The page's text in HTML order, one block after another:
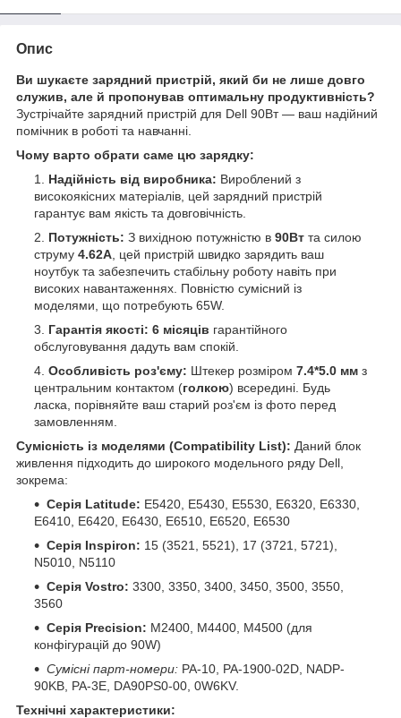
Опис
Ви шукаєте зарядний пристрій, який би не лише довго
служив, але й пропонував оптимальну продуктивність?
Зустрічайте зарядний пристрій для Dell 90Вт — ваш надійний
помічник в роботі та навчанні.
Чому варто обрати саме цю зарядку:
Надійність від виробника: Вироблений з
високоякісних матеріалів, цей зарядний пристрій
гарантує вам якість та довговічність.
Потужність: З вихідною потужністю в 90Вт та силою
струму 4.62А , цей пристрій швидко зарядить ваш
ноутбук та забезпечить стабільну роботу навіть при
високих навантаженнях. Повністю сумісний із
моделями, що потребують 65W.
Гарантія якості: 6 місяців гарантійного
обслуговування дадуть вам спокій.
Особливість роз'єму: Штекер розміром 7.4*5.0 мм з
центральним контактом (голкою) всередині. Будь
ласка, порівняйте ваш старий роз'єм із фото перед
замовленням.
Сумісність із моделями (Compatibility List): Даний блок
живлення підходить до широкого модельного ряду Dell,
зокрема:
Серія Latitude: E5420, E5430, E5530, E6320, E6330,
E6410, E6420, E6430, E6510, E6520, E6530
Серія Inspiron: 15 (3521, 5521), 17 (3721, 5721),
N5010, N5110
Серія Vostro: 3300, 3350, 3400, 3450, 3500, 3550,
3560
Серія Precision: M2400, M4400, M4500 (для
конфігурацій до 90W)
Сумісні парт-номери: PA-10, PA-1900-02D, NADP-
90KB, PA-3E, DA90PS0-00, 0W6KV.
Технічні характеристики: